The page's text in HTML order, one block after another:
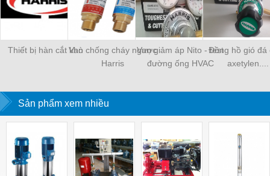
Thiết bị hàn cắt khòVan chống cháy ngược
Harris
Van giảm áp Nito - test
đường ống HVAC
Đồng hồ gió đá
axetylen....
Sản phẩm xem nhiều